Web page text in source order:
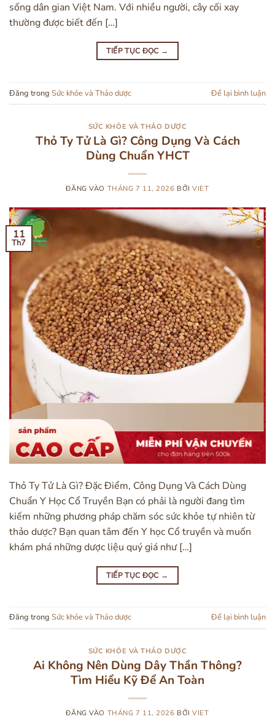
sống dân gian Việt Nam. Với nhiều người, cây cối xay
thường được biết đến […]
TIẾP TỤC ĐỌC →
Đăng trong Sức khỏe và Thảo dược Để lại bình luận
SỨC KHỎE VÀ THẢO DƯỢC
Thỏ Ty Tử Là Gì? Công Dụng Và Cách
Dùng Chuẩn YHCT
ĐĂNG VÀO THÁNG 7 11, 2026 BỞIVIET
11
Th7
Thỏ Ty Tử Là Gì? Đặc Điểm, Công Dụng Và Cách Dùng
Chuẩn Y Học Cổ Truyền Bạn có phải là người đang tìm
kiếm những phương pháp chăm sóc sức khỏe tự nhiên từ
thảo dược? Bạn quan tâm đến Y học Cổ truyền và muốn
khám phá những dược liệu quý giá như […]
TIẾP TỤC ĐỌC →
Đăng trong Sức khỏe và Thảo dược Để lại bình luận
SỨC KHỎE VÀ THẢO DƯỢC
Ai Không Nên Dùng Dây Thần Thông?
Tìm Hiểu Kỹ Để An Toàn
ĐĂNG VÀO THÁNG 7 11, 2026 BỞIVIET